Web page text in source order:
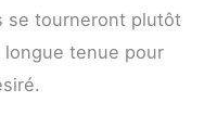
se tourneront plutôt
tenue pour